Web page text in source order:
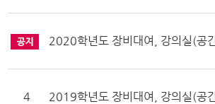
2020학년도 장비대여, 강의실(공
4 2019학년도 장비대여, 강의실(공